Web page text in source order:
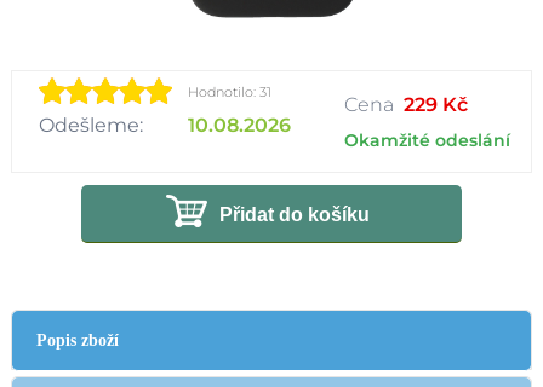
Hodnotilo: 31
Odešleme: 10.08.2026
Cena 229 Kč
Okamžité odeslání
Přidat do košíku
Popis zboží